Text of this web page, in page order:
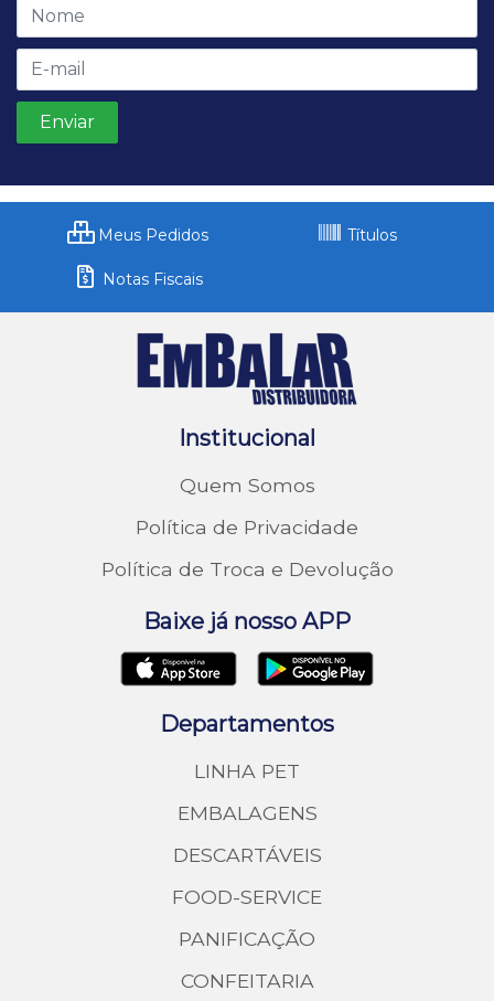
Meus Pedidos Títulos
Notas Fiscais
Institucional
Quem Somos
Política de Privacidade
Política de Troca e Devolução
Baixe já nosso APP
Departamentos
LINHA PET
EMBALAGENS
DESCARTÁVEIS
FOOD-SERVICE
PANIFICAÇÃO
CONFEITARIA